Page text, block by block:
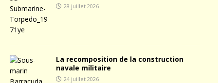
28 juillet 2026
La recomposition de la construction
navale militaire
24 juillet 2026